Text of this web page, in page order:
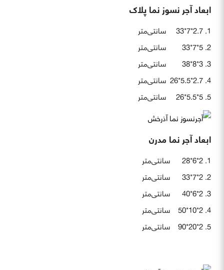
ابعاد آجر نسوز نما پلاک
2.7*7*33 سانتی‌متر
5*7*33 سانتی‌متر
3*8*38 سانتی‌متر
2.7*5.5*26 سانتی‌متر
5*5.5*26 سانتی‌متر
ابعاد آجر نما مدرن
2*6*28 سانتی‌متر
2*7*33 سانتی‌متر
2*6*40 سانتی‌متر
2*10*50 سانتی‌متر
2*20*90 سانتی‌متر